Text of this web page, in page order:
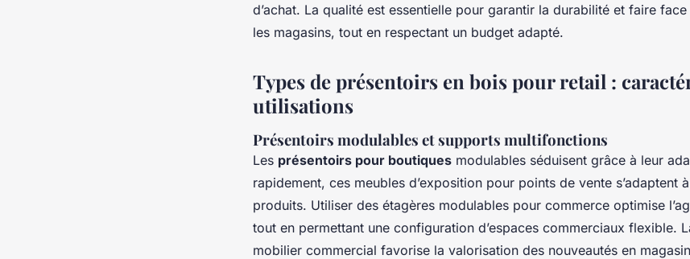
d’achat. La qualité est essentielle pour garantir la durabilité et faire face
les magasins, tout en respectant un budget adapté.
Types de présentoirs en bois pour retail :
utilisations
Présentoirs modulables et supports multifonctions
Les présentoirs pour boutiques modulables séduisent grâce à leur
rapidement, ces meubles d’exposition pour points de vente s’adaptent
produits. Utiliser des étagères modulables pour commerce optimise
tout en permettant une configuration d’espaces commerciaux flexible.
mobilier commercial favorise la valorisation des nouveautés en